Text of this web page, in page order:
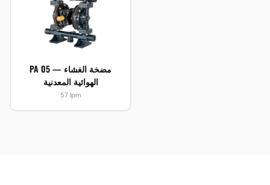
PA 05 — مضخة الغشاء
الهوائية المعدنية
57 lpm